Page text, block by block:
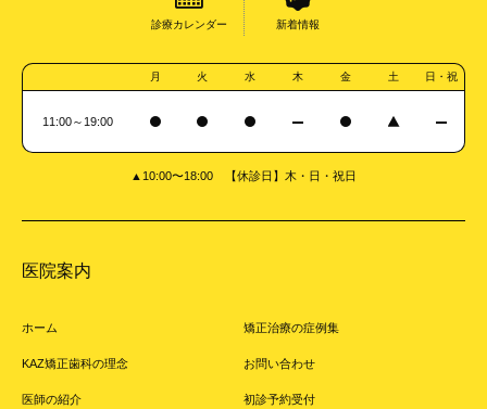
診療カレンダー 新着情報
月 火 水 木 金 土 日・祝
11:00～19:00
▲10:00〜18:00 【休診日】木・日・祝日
医院案内
ホーム
KAZ矯正歯科の理念
医師の紹介
矯正治療の症例集
お問い合わせ
初診予約受付